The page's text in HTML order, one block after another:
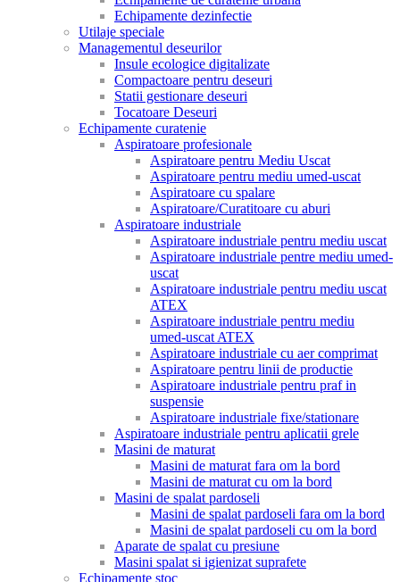
Echipamente dezinfectie
Utilaje speciale
Managementul deseurilor
Insule ecologice digitalizate
Compactoare pentru deseuri
Statii gestionare deseuri
Tocatoare Deseuri
Echipamente curatenie
Aspiratoare profesionale
Aspiratoare pentru Mediu Uscat
Aspiratoare pentru mediu umed-uscat
Aspiratoare cu spalare
Aspiratoare/Curatitoare cu aburi
Aspiratoare industriale
Aspiratoare industriale pentru mediu uscat
Aspiratoare industriale pentre mediu umed-
uscat
Aspiratoare industriale pentru mediu uscat
ATEX
Aspiratoare industriale pentru mediu
umed-uscat ATEX
Aspiratoare industriale cu aer comprimat
Aspiratoare pentru linii de productie
Aspiratoare industriale pentru praf in
suspensie
Aspiratoare industriale fixe/stationare
Aspiratoare industriale pentru aplicatii grele
Masini de maturat
Masini de maturat fara om la bord
Masini de maturat cu om la bord
Masini de spalat pardoseli
Masini de spalat pardoseli fara om la bord
Masini de spalat pardoseli cu om la bord
Aparate de spalat cu presiune
Masini spalat si igienizat suprafete
Echipamente stoc